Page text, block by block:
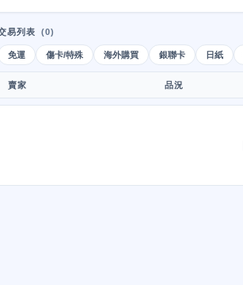
易列表 (0)
免運 傷卡/特殊 海外購買 銀聯卡 日紙
賣家 品況